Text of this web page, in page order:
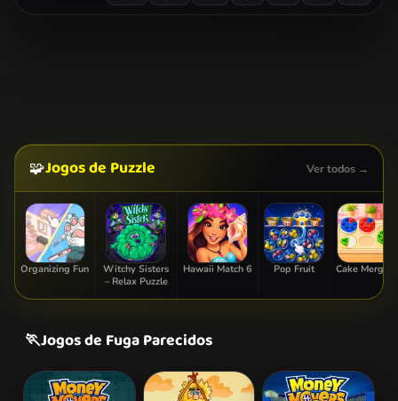
🧩Jogos de Puzzle Ver todos →
Organizing Fun
Witchy Sisters
– Relax Puzzle
Hawaii Match 6 Pop Fruit Cake Merge 2
🏃Jogos de Fuga Parecidos